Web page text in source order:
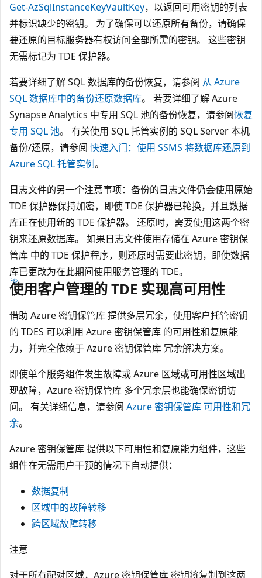
Get-AzSqlInstanceKeyVaultKey，以返回可用密钥的列表
并标识缺少的密钥。 为了确保可以还原所有备份，请确保
要还原的目标服务器有权访问全部所需的密钥。 这些密钥
无需标记为 TDE 保护器。
若要详细了解 SQL 数据库的备份恢复，请参阅 从 Azure
SQL 数据库中的备份还原数据库。 若要详细了解 Azure
Synapse Analytics 中专用 SQL 池的备份恢复，请参阅恢复
专用 SQL 池。 有关使用 SQL 托管实例的 SQL Server 本机
备份/还原，请参阅 快速入门：使用 SSMS 将数据库还原到
Azure SQL 托管实例。
日志文件的另一个注意事项：备份的日志文件仍会使用原始
TDE 保护器保持加密，即使 TDE 保护器已轮换，并且数据
库正在使用新的 TDE 保护器。 还原时，需要使用这两个密
钥来还原数据库。 如果日志文件使用存储在 Azure 密钥保
管库 中的 TDE 保护程序，则还原时需要此密钥，即使数据
库已更改为在此期间使用服务管理的 TDE。
使用客户管理的 TDE 实现高可用性
借助 Azure 密钥保管库 提供多层冗余，使用客户托管密钥
的 TDES 可以利用 Azure 密钥保管库 的可用性和复原能
力，并完全依赖于 Azure 密钥保管库 冗余解决方案。
即使单个服务组件发生故障或 Azure 区域或可用性区域出
现故障，Azure 密钥保管库 多个冗余层也能确保密钥访
问。 有关详细信息，请参阅 Azure 密钥保管库 可用性和冗
余。
Azure 密钥保管库 提供以下可用性和复原能力组件，这些
组件在无需用户干预的情况下自动提供：
数据复制
区域中的故障转移
跨区域故障转移
注意
对于所有配对区域，Azure 密钥保管库 密钥将复制到这两